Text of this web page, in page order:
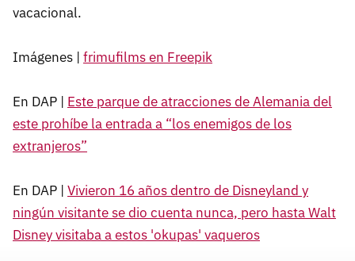
vacacional.
Imágenes | frimufilms en Freepik
En DAP | Este parque de atracciones de Alemania del
este prohíbe la entrada a “los enemigos de los
extranjeros”
En DAP | Vivieron 16 años dentro de Disneyland y
ningún visitante se dio cuenta nunca, pero hasta Walt
Disney visitaba a estos 'okupas' vaqueros